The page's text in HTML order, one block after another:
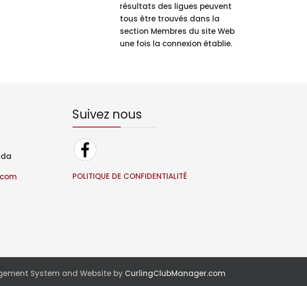
résultats des ligues peuvent
tous être trouvés dans la
section Membres du site Web
une fois la connexion établie.
Suivez nous
POLITIQUE DE CONFIDENTIALITÉ
System and Website by CurlingClubManager.com